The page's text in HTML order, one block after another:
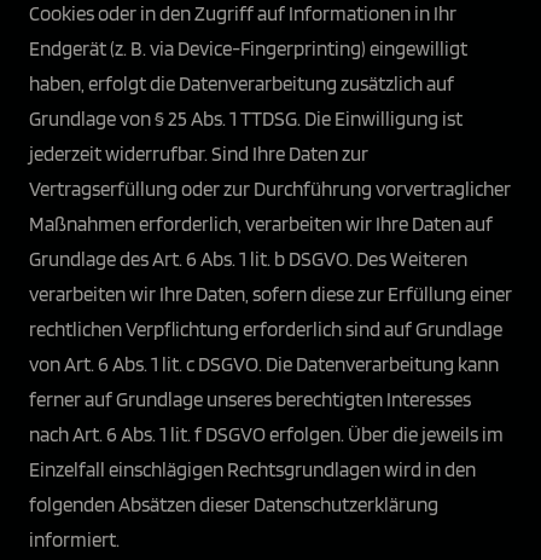
Cookies oder in den Zugriff auf Informationen in Ihr
Endgerät (z. B. via Device-Fingerprinting) eingewilligt
haben, erfolgt die Datenverarbeitung zusätzlich auf
Grundlage von § 25 Abs. 1 TTDSG. Die Einwilligung ist
jederzeit widerrufbar. Sind Ihre Daten zur
Vertragserfüllung oder zur Durchführung vorvertraglicher
Maßnahmen erforderlich, verarbeiten wir Ihre Daten auf
Grundlage des Art. 6 Abs. 1 lit. b DSGVO. Des Weiteren
verarbeiten wir Ihre Daten, sofern diese zur Erfüllung einer
rechtlichen Verpflichtung erforderlich sind auf Grundlage
von Art. 6 Abs. 1 lit. c DSGVO. Die Datenverarbeitung kann
ferner auf Grundlage unseres berechtigten Interesses
nach Art. 6 Abs. 1 lit. f DSGVO erfolgen. Über die jeweils im
Einzelfall einschlägigen Rechtsgrundlagen wird in den
folgenden Absätzen dieser Datenschutzerklärung
informiert.